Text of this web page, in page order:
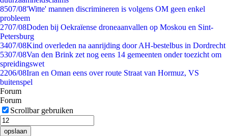
8507/08'Witte' mannen discrimineren is volgens OM geen enkel
probleem
2707/08Doden bij Oekraïense droneaanvallen op Moskou en Sint-
Petersburg
3407/08Kind overleden na aanrijding door AH-bestelbus in Dordrecht
5307/08Van den Brink zet nog eens 14 gemeenten onder toezicht om
spreidingswet
2206/08Iran en Oman eens over route Straat van Hormuz, VS
buitenspel
Forum
Forum
Scrollbar gebruiken
opslaan